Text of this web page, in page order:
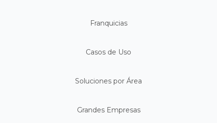
Franquicias
Casos de Uso
Soluciones por Área
Grandes Empresas